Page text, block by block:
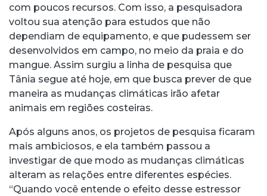
com poucos recursos. Com isso, a pesquisadora
voltou sua atenção para estudos que não
dependiam de equipamento, e que pudessem ser
desenvolvidos em campo, no meio da praia e do
mangue. Assim surgiu a linha de pesquisa que
Tânia segue até hoje, em que busca prever de que
maneira as mudanças climáticas irão afetar
animais em regiões costeiras.
Após alguns anos, os projetos de pesquisa ficaram
mais ambiciosos, e ela também passou a
investigar de que modo as mudanças climáticas
alteram as relações entre diferentes espécies.
“Quando você entende o efeito desse estressor